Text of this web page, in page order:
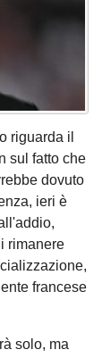
riguarda il
sul fatto che
dovuto
ieri è
rimanere
francese
solo, ma